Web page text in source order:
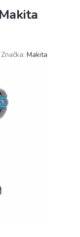
Značka: Makita